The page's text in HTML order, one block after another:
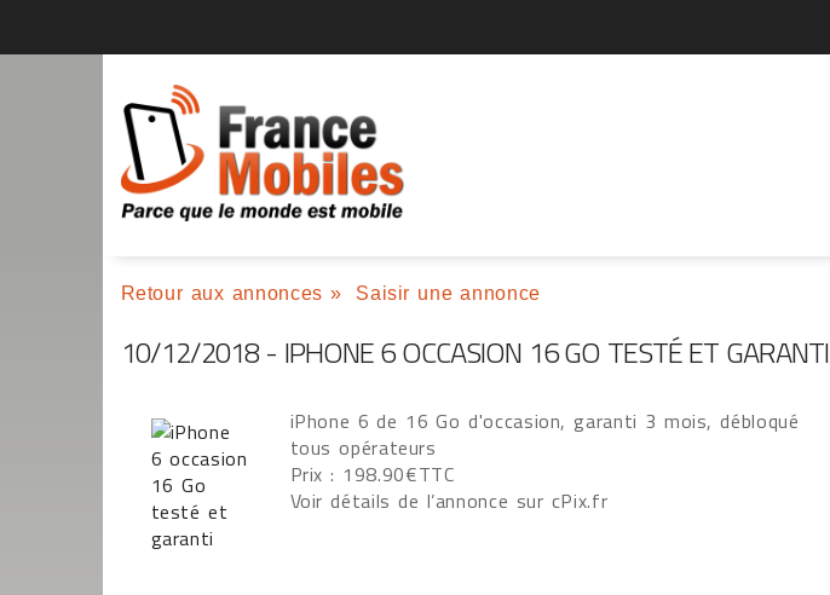
Retour aux annonces » Saisir une annonce
10/12/2018 - IPHONE 6 OCCASION 16 GO TESTÉ ET GARANTI
iPhone 6 de 16 Go d'occasion, garanti 3 mois, débloqué
tous opérateurs
Prix : 198.90€TTC
Voir détails de l’annonce sur cPix.fr